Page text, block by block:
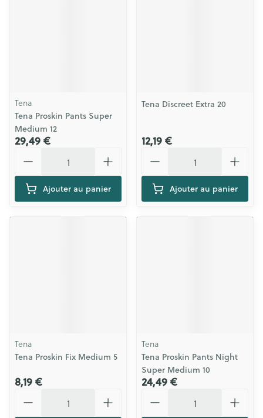
Tena
Tena Proskin Pants Super
Medium 12
29,49 €
Ajouter au panier
Tena Discreet Extra 20
12,19 €
Ajouter au panier
Tena
Tena Proskin Fix Medium 5
8,19 €
Tena
Tena Proskin Pants Night
Super Medium 10
24,49 €